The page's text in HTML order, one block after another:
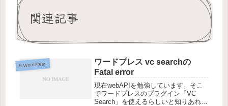
関連記事
6.WordPress
ワードプレス vc searchの
Fatal error
現在webAPIを勉強しています。そこ
でワードプレスのプラグイン「VC
Search」を使えるらしいと知りあれこ